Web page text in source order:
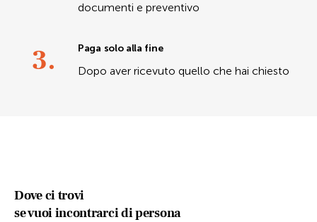
documenti e preventivo
3. Paga solo alla fine
Dopo aver ricevuto quello che hai chiesto
Dove ci trovi
se vuoi incontrarci di persona